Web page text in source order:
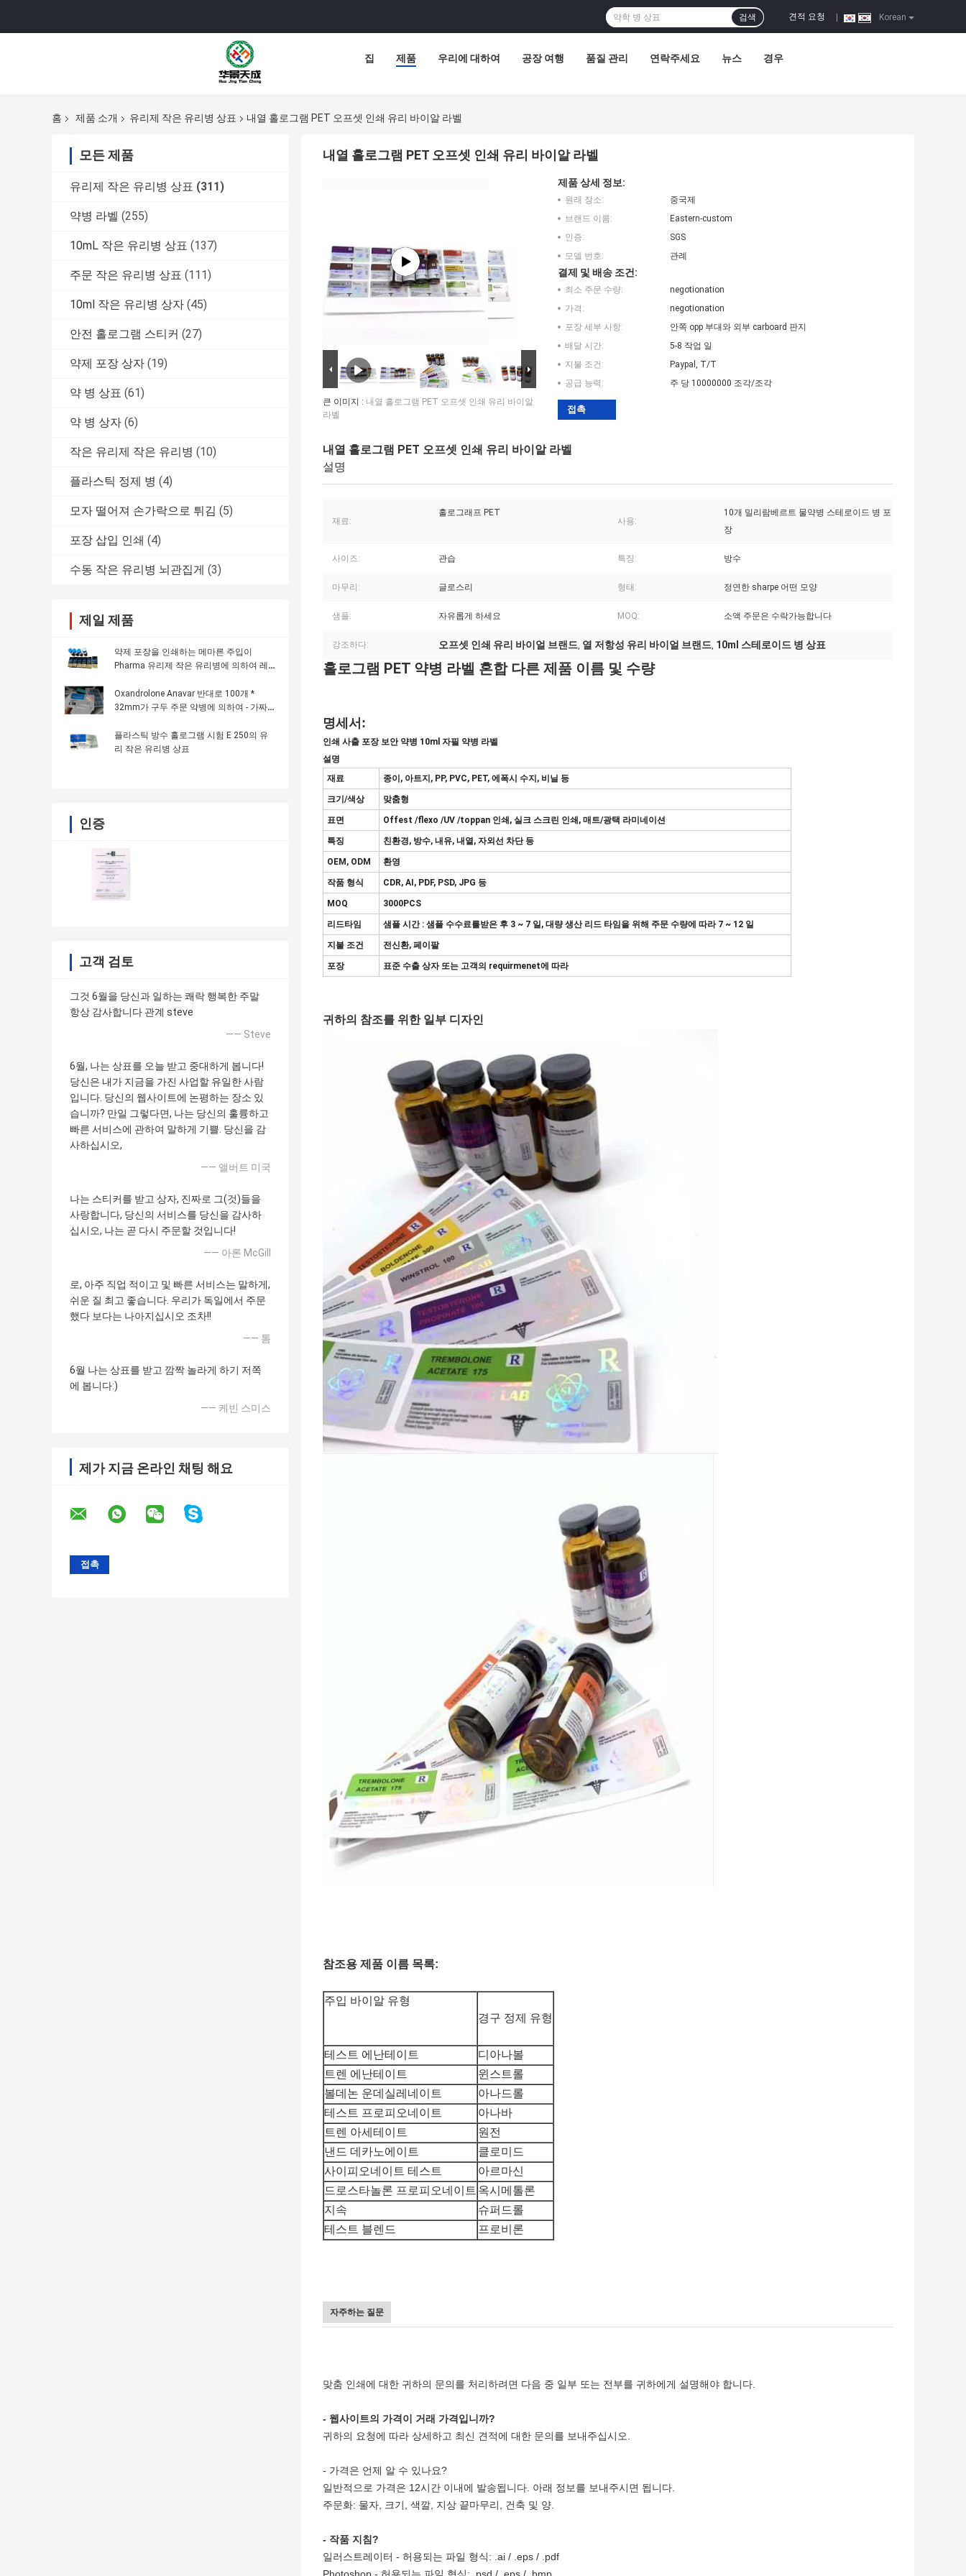
Korean
견적 요청
검색
집 제품 우리에 대하여 공장 여행 품질 관리 연락주세요 뉴스 경우
홈 제품 소개 유리제 작은 유리병 상표 내열 홀로그램 PET 오프셋 인쇄 유리 바이알 라벨
모든 제품
유리제 작은 유리병 상표 (311)
약병 라벨 (255)
10mL 작은 유리병 상표 (137)
주문 작은 유리병 상표 (111)
10ml 작은 유리병 상자 (45)
안전 홀로그램 스티커 (27)
약제 포장 상자 (19)
약 병 상표 (61)
약 병 상자 (6)
작은 유리제 작은 유리병 (10)
플라스틱 정제 병 (4)
모자 떨어져 손가락으로 튀김 (5)
포장 삽입 인쇄 (4)
수동 작은 유리병 뇌관집게 (3)
제일 제품
약제 포장을 인쇄하는 메마른 주입이
Pharma 유리제 작은 유리병에 의하여 레
Oxandrolone Anavar 반대로 100개 *
32mm가 구두 주문 약병에 의하여 - 가짜
플라스틱 방수 홀로그램 시험 E 250의 유
리 작은 유리병 상표
인증
고객 검토
그것 6월을 당신과 일하는 쾌락 행복한 주말
항상 감사합니다 관계 steve
—— Steve
6월, 나는 상표를 오늘 받고 중대하게 봅니다!
당신은 내가 지금을 가진 사업할 유일한 사람
입니다. 당신의 웹사이트에 논평하는 장소 있
습니까? 만일 그렇다면, 나는 당신의 훌륭하고
빠른 서비스에 관하여 말하게 기쁠. 당신을 감
사하십시오,
—— 앨버트 미국
나는 스티커를 받고 상자, 진짜로 그(것)들을
사랑합니다, 당신의 서비스를 당신을 감사하
십시오, 나는 곧 다시 주문할 것입니다!
—— 아론 McGill
로, 아주 직업 적이고 및 빠른 서비스는 말하게,
쉬운 질 최고 좋습니다. 우리가 독일에서 주문
했다 보다는 나아지십시오 조차!!
—— 톰
6월 나는 상표를 받고 깜짝 놀라게 하기 저쪽
에 봅니다:)
—— 케빈 스미스
제가 지금 온라인 채팅 해요
내열 홀로그램 PET 오프셋 인쇄 유리 바이알 라벨
큰 이미지 : 내열 홀로그램 PET 오프셋 인쇄 유리 바이알
라벨
제품 상세 정보:
원래 장소:
중국제
브랜드 이름:
Eastern-custom
인증:
SGS
모델 번호:
관례
결제 및 배송 조건:
최소 주문 수량:
negotionation
가격:
negotionation
포장 세부 사항:
안쪽 opp 부대와 외부 carboard 판지
배달 시간:
5-8 작업 일
지불 조건:
Paypal, T/T
공급 능력:
주 당 10000000 조각/조각
접촉
내열 홀로그램 PET 오프셋 인쇄 유리 바이알 라벨
설명
재료:
홀로그래프 PET
사용:
10개 밀리람베르트 물약병 스테로이드 병 포
장
사이즈: 관습 특징: 방수
마무리: 글로스리 형태: 정연한 sharpe 어떤 모양
샘플: 자유롭게 하세요 MOQ: 소액 주문은 수락가능합니다
강조하다: 오프셋 인쇄 유리 바이얼 브랜드, 열 저항성 유리 바이얼 브랜드, 10ml 스테로이드 병 상표
홀로그램 PET 약병 라벨 혼합 다른 제품 이름 및 수량
명세서:
인쇄 사출 포장 보안 약병 10ml 자필 약병 라벨
설명
재료
종이, 아트지, PP, PVC, PET, 에폭시 수지, 비닐 등
크기/색상 맞춤형
표면 Offest /flexo /UV /toppan 인쇄, 실크 스크린 인쇄, 매트/광택 라미네이션
특징 친환경, 방수, 내유, 내열, 자외선 차단 등
OEM, ODM 환영
작품 형식 CDR, AI, PDF, PSD, JPG 등
MOQ 3000PCS
리드타임 샘플 시간 : 샘플 수수료를받은 후 3 ~ 7 일, 대량 생산 리드 타임을 위해 주문 수량에 따라 7 ~ 12 일
지불 조건 전신환, 페이팔
포장 표준 수출 상자 또는 고객의 requirmenet에 따라
귀하의 참조를 위한 일부 디자인
참조용 제품 이름 목록:
주입 바이알 유형
경구 정제 유형
테스트 에난테이트
디아나볼
트렌 에난테이트
윈스트롤
볼데논 운데실레네이트
아나드롤
테스트 프로피오네이트
아나바
트렌 아세테이트
원전
낸드 데카노에이트
클로미드
사이피오네이트 테스트
아르마신
드로스타놀론 프로피오네이트 옥시메톨론
지속
슈퍼드롤
테스트 블렌드
프로비론
자주하는 질문
맞춤 인쇄에 대한 귀하의 문의를 처리하려면 다음 중 일부 또는 전부를 귀하에게 설명해야 합니다.
- 웹사이트의 가격이 거래 가격입니까?
귀하의 요청에 따라 상세하고 최신 견적에 대한 문의를 보내주십시오.
- 가격은 언제 알 수 있나요?
일반적으로 가격은 12시간 이내에 발송됩니다. 아래 정보를 보내주시면 됩니다.
주문화: 물자, 크기, 색깔, 지상 끝마무리, 건축 및 양.
- 작품 지침?
일러스트레이터 - 허용되는 파일 형식: .ai / .eps / .pdf